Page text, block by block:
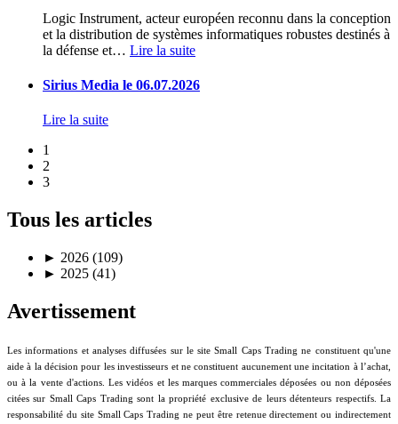
Logic Instrument, acteur européen reconnu dans la conception
et la distribution de systèmes informatiques robustes destinés à
la défense et… Lire la suite
Sirius Media le 06.07.2026
Lire la suite
1
2
3
Tous les articles
► 2026 (109)
► 2025 (41)
Avertissement
Les informations et analyses diffusées sur le site Small Caps Trading ne constituent qu'une
aide à la décision pour les investisseurs et ne constituent aucunement une incitation à l’achat,
ou à la vente d'actions. Les vidéos et les marques commerciales déposées ou non déposées
citées sur Small Caps Trading sont la propriété exclusive de leurs détenteurs respectifs. La
responsabilité du site Small Caps Trading ne peut être retenue directement ou indirectement